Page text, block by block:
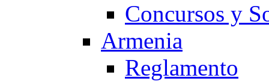
Concursos y
Armenia
Reglamento